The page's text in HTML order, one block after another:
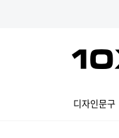
디자인문구